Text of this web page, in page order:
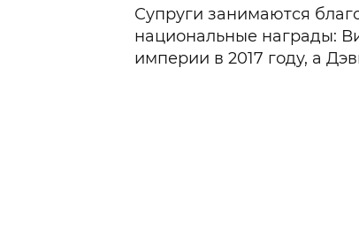
Супруги занимаются
национальные награды:
империи в 2017 году, а